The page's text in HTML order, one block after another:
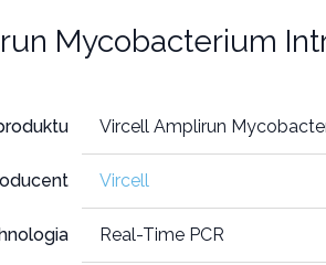
Mycobacterium
Vircell Amplirun
Vircell
Real-Time PCR